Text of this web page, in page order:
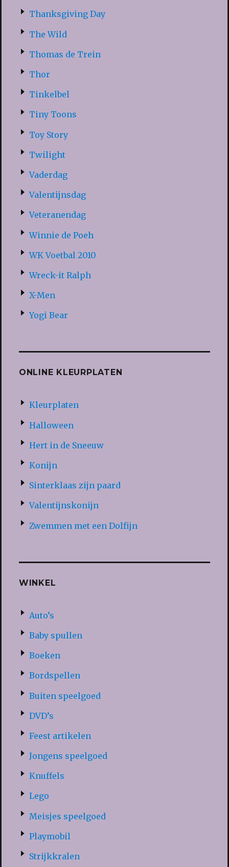
Thanksgiving Day
The Wild
Thomas de Trein
Thor
Tinkelbel
Tiny Toons
Toy Story
Twilight
Vaderdag
Valentijnsdag
Veteranendag
Winnie de Poeh
WK Voetbal 2010
Wreck-it Ralph
X-Men
Yogi Bear
ONLINE KLEURPLATEN
Kleurplaten
Halloween
Hert in de Sneeuw
Konijn
Sinterklaas zijn paard
Valentijnskonijn
Zwemmen met een Dolfijn
WINKEL
Auto’s
Baby spullen
Boeken
Bordspellen
Buiten speelgoed
DVD’s
Feest artikelen
Jongens speelgoed
Knuffels
Lego
Meisjes speelgoed
Playmobil
Strijkkralen